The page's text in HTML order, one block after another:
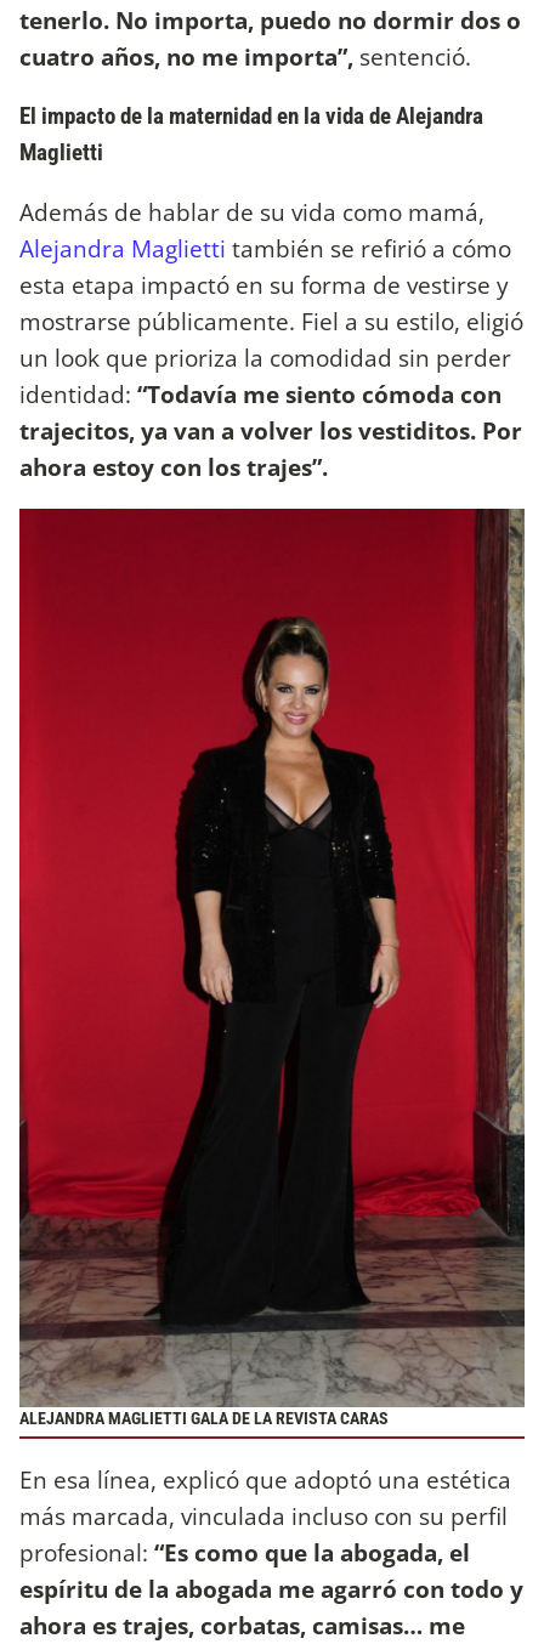
tenerlo. No importa, puedo no dormir dos o
cuatro años, no me importa”, sentenció.
El impacto de la maternidad en la vida de Alejandra
Maglietti
Además de hablar de su vida como mamá,
Alejandra Maglietti también se refirió a cómo
esta etapa impactó en su forma de vestirse y
mostrarse públicamente. Fiel a su estilo, eligió
un look que prioriza la comodidad sin perder
identidad: “Todavía me siento cómoda con
trajecitos, ya van a volver los vestiditos. Por
ahora estoy con los trajes”.
ALEJANDRA MAGLIETTI GALA DE LA REVISTA CARAS
En esa línea, explicó que adoptó una estética
más marcada, vinculada incluso con su perfil
profesional: “Es como que la abogada, el
espíritu de la abogada me agarró con todo y
ahora es trajes, corbatas, camisas… me